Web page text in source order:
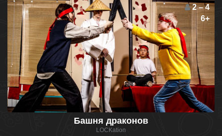
2 – 4
6+
Башня драконов
LOCKation